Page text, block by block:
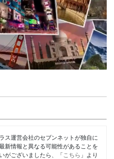
ス運営会社のセブンネットが独自に
新情報と異なる可能性があることを
がございましたら、「 こちら 」より